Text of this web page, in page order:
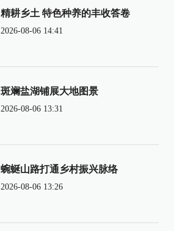
精耕乡土 特色种养的丰收答卷
2026-08-06 14:41
斑斓盐湖铺展大地图景
2026-08-06 13:31
蜿蜒山路打通乡村振兴脉络
2026-08-06 13:26